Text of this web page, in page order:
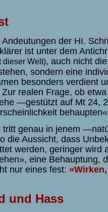
der HI.
ist unter dem
dieser Welt), auch nicht
sondern eine
besonders verdient
realen Frage, ob
—gestützt auf Mt 24,
tritt genau in jenem
die Aussicht, dass
werden, geringer wird
eine Behauptung,
nur eines fest: «
und Hass